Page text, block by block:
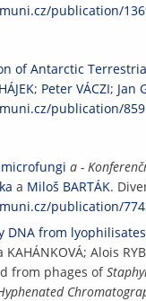
publication/
of Antarctic
; Peter VÁCZI; Jan
publication/
a -
a Miloš BARTÁK.
publication/
DNA from
KAHÁNKOVÁ; Alois
from phages of